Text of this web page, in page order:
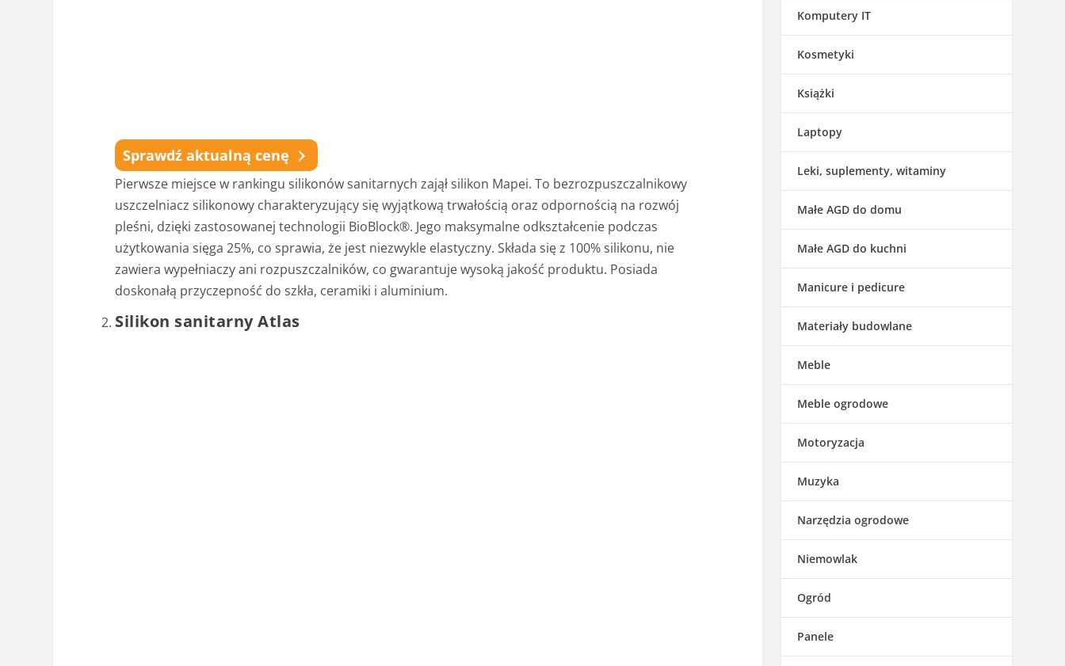
Sprawdź aktualną cenę
Pierwsze miejsce w rankingu silikonów sanitarnych zajął silikon Mapei. To bezrozpuszczalnikowy
uszczelniacz silikonowy charakteryzujący się wyjątkową trwałością oraz odpornością na rozwój
pleśni, dzięki zastosowanej technologii BioBlock®. Jego maksymalne odkształcenie podczas
użytkowania sięga 25%, co sprawia, że jest niezwykle elastyczny. Składa się z 100% silikonu, nie
zawiera wypełniaczy ani rozpuszczalników, co gwarantuje wysoką jakość produktu. Posiada
doskonałą przyczepność do szkła, ceramiki i aluminium.
Silikon sanitarny Atlas
Komputery IT
Kosmetyki
Książki
Laptopy
Leki, suplementy, witaminy
Małe AGD do domu
Małe AGD do kuchni
Manicure i pedicure
Materiały budowlane
Meble
Meble ogrodowe
Motoryzacja
Muzyka
Narzędzia ogrodowe
Niemowlak
Ogród
Panele